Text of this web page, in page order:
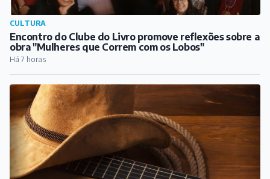
CULTURA
Encontro do Clube do Livro promove reflexões sobre a
obra "Mulheres que Correm com os Lobos"
Há 7 horas